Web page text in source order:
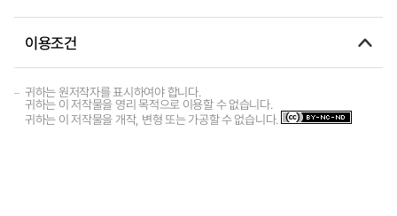
이용조건
귀하는 원저작자를 표시하여야 합니다.
귀하는 이 저작물을 영리 목적으로 이용할 수 없습니다.
귀하는 이 저작물을 개작, 변형 또는 가공할 수 없습니다.